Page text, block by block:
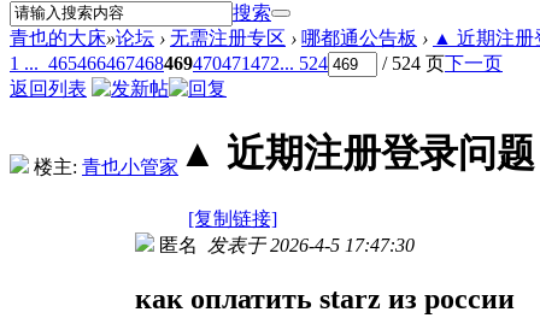
搜索
青也的大床»论坛 › 无需注册专区 › 哪都通公告板 › ▲ 近期注册
1 ... 465466467468469470471472... 524 / 524 页下一页
返回列表
楼主: 青也小管家 ▲ 近期注册登录问题
[复制链接]
匿名 发表于 2026-4-5 17:47:30
как оплатить starz из россии